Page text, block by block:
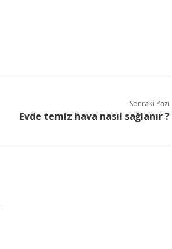
Sonraki Yazı
Evde temiz hava nasıl sağlanır ?